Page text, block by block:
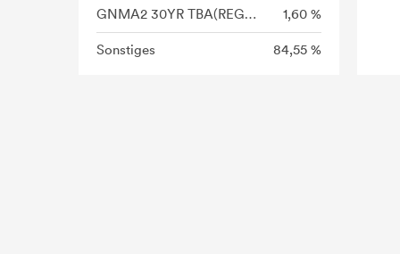
GNMA2 30YR TBA(REG C) 1,60 %
Sonstiges 84,55 %